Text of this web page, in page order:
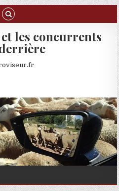
les concurrents